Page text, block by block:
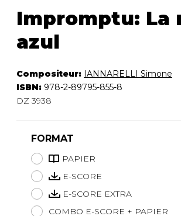
Impromptu: La
azul
Compositeur: IANNARELLI Simone
ISBN: 978-2-89795-855-8
DZ 3938
FORMAT
PAPIER
E-SCORE
E-SCORE EXTRA
COMBO E-SCORE + PAPIER